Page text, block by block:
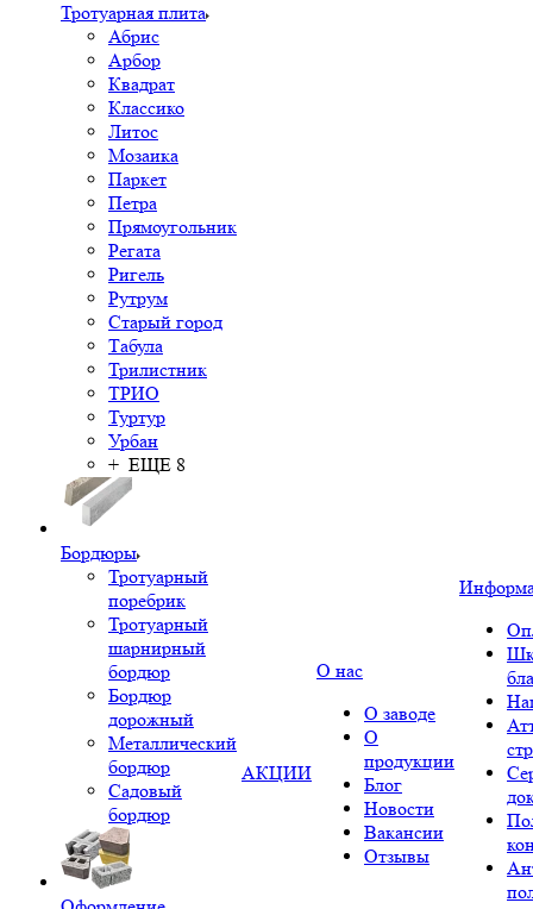
Тротуарная плита
Абрис
Арбор
Квадрат
Классико
Литос
Мозаика
Паркет
Петра
Прямоугольник
Регата
Ригель
Рутрум
Старый город
Табула
Трилистник
ТРИО
Туртур
Урбан
+ ЕЩЕ 8
Бордюры
Тротуарный
поребрик
Тротуарный
шарнирный
бордюр
Бордюр
дорожный
Металлический
бордюр
Садовый
бордюр
АКЦИИ
О нас
О заводе
О
продукции
Блог
Новости
Вакансии
Отзывы